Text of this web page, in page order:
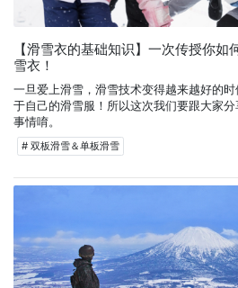
【滑雪衣的基础知识】一次传授你
雪衣！
一旦爱上滑雪，滑雪技术变得越来越好的
于自己的滑雪服！所以这次我们要跟大家
事情唷。
# 双板滑雪＆单板滑雪